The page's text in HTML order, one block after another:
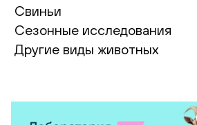
Свиньи
Сезонные исследования
Другие виды животных